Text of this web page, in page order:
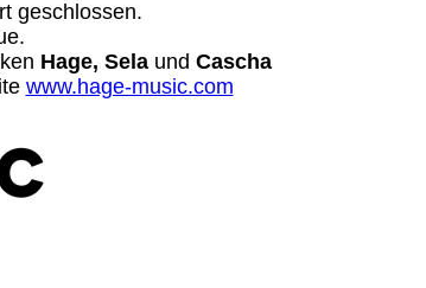
geschlossen.
Hage, Selaund Cascha
www.hage-music.com